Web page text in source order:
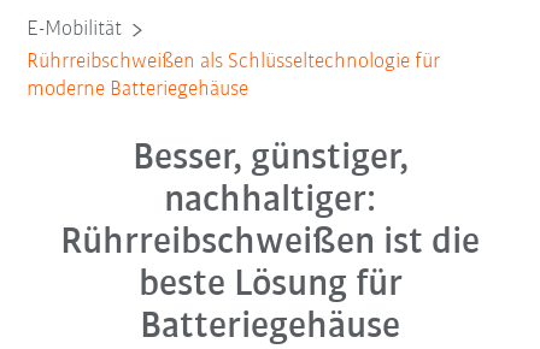
E-Mobilität
Rührreibschweißen als Schlüsseltechnologie für
moderne Batteriegehäuse
Besser, günstiger,
nachhaltiger:
Rührreibschweißen ist die
beste Lösung für
Batteriegehäuse